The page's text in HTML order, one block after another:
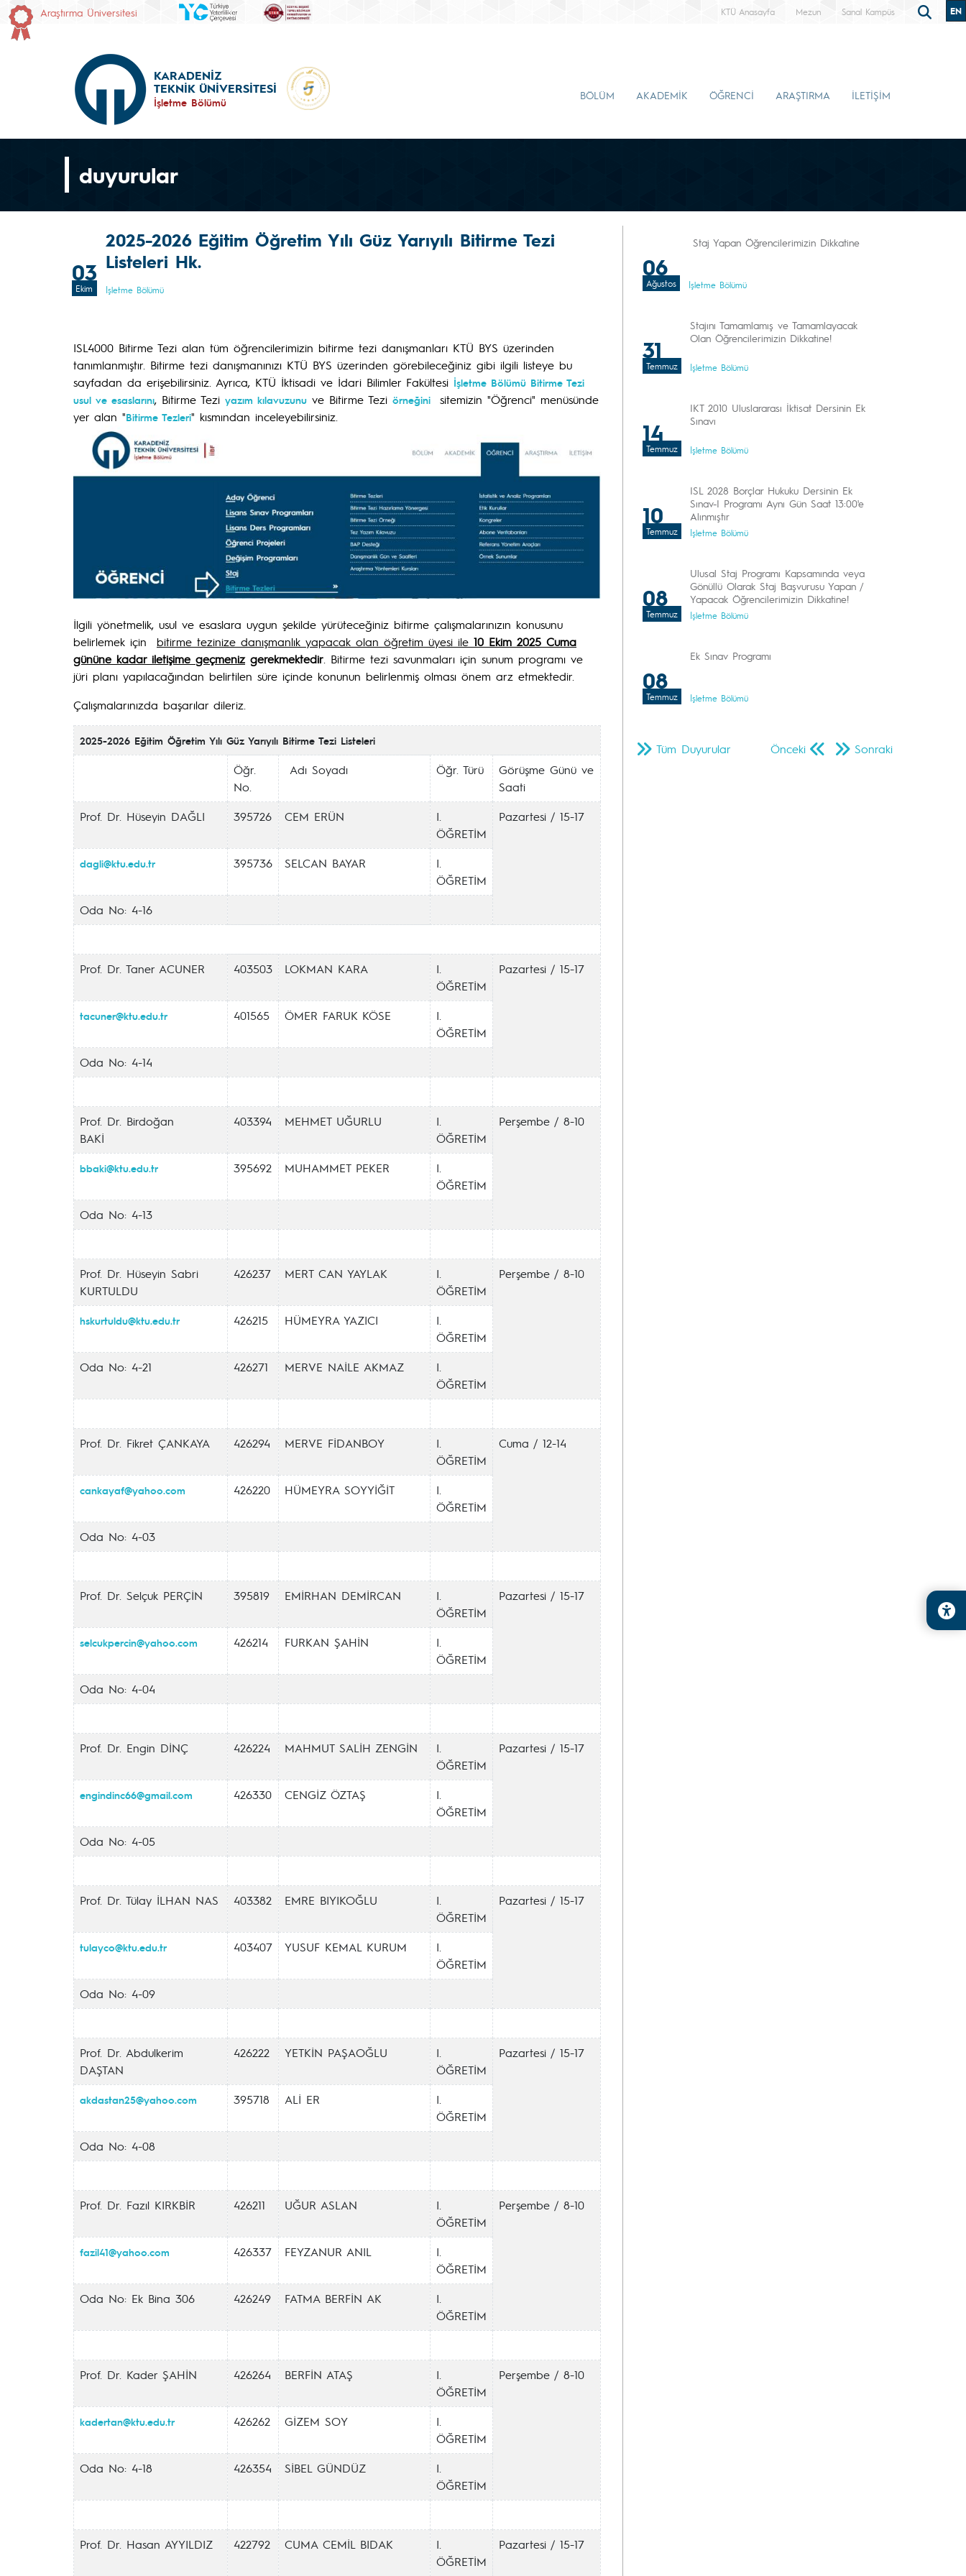
Araştırma Üniversitesi KTÜ Anasayfa Mezun Sanal Kampüs EN
KARADENİZ
TEKNİK ÜNİVERSİTESİ
İşletme Bölümü
BÖLÜM AKADEMİK ÖĞRENCİ ARAŞTIRMA İLETİŞİM
duyurular
03
Ekim
2025-2026 Eğitim Öğretim Yılı Güz Yarıyılı Bitirme Tezi
Listeleri Hk.
İşletme Bölümü
ISL4000 Bitirme Tezi alan tüm öğrencilerimizin bitirme tezi danışmanları KTÜ BYS üzerinden
tanımlanmıştır. Bitirme tezi danışmanınızı KTÜ BYS üzerinden görebileceğiniz gibi ilgili listeye bu
sayfadan da erişebilirsiniz. Ayrıca, KTÜ İktisadi ve İdari Bilimler Fakültesi İşletme Bölümü Bitirme Tezi
usul ve esaslarını, Bitirme Tezi yazım kılavuzunu ve Bitirme Tezi örneğini
sitemizin "Öğrenci" menüsünde
yer alan "Bitirme Tezleri" kısmından inceleyebilirsiniz.
İlgili yönetmelik, usul ve esaslara uygun şekilde yürüteceğiniz bitirme çalışmalarınızın konusunu
belirlemek için bitirme tezinize danışmanlık yapacak olan öğretim üyesi ile 10 Ekim 2025 Cuma
gününe kadar iletişime geçmeniz gerekmektedir. Bitirme tezi savunmaları için sunum programı ve
jüri planı yapılacağından belirtilen süre içinde konunun belirlenmiş olması önem arz etmektedir.
Çalışmalarınızda başarılar dileriz.
2025-2026 Eğitim Öğretim Yılı Güz Yarıyılı Bitirme Tezi Listeleri
Öğr.
No.
Adı Soyadı Öğr. Türü
Görüşme Günü ve
Saati
Prof. Dr. Hüseyin DAĞLI
395726 CEM ERÜN
I.
ÖĞRETİM
Pazartesi / 15-17
dagli@ktu.edu.tr 395736 SELCAN BAYAR
I.
ÖĞRETİM
Oda No: 4-16
Prof. Dr. Taner ACUNER 403503 LOKMAN KARA
I.
ÖĞRETİM
Pazartesi / 15-17
tacuner@ktu.edu.tr 401565 ÖMER FARUK KÖSE
I.
ÖĞRETİM
Oda No: 4-14
Prof. Dr. Birdoğan
BAKİ
403394 MEHMET UĞURLU
I.
ÖĞRETİM
Perşembe / 8-10
bbaki@ktu.edu.tr 395692 MUHAMMET PEKER
I.
ÖĞRETİM
Oda No: 4-13
Prof. Dr. Hüseyin Sabri
KURTULDU
426237 MERT CAN YAYLAK
I.
ÖĞRETİM
Perşembe / 8-10
hskurtuldu@ktu.edu.tr 426215 HÜMEYRA YAZICI
I.
ÖĞRETİM
Oda No: 4-21
426271 MERVE NAİLE AKMAZ
I.
ÖĞRETİM
Prof. Dr. Fikret ÇANKAYA 426294 MERVE FİDANBOY
I.
ÖĞRETİM
Cuma / 12-14
cankayaf@yahoo.com 426220 HÜMEYRA SOYYİĞİT
I.
ÖĞRETİM
Oda No: 4-03
Prof. Dr. Selçuk PERÇİN 395819 EMİRHAN DEMİRCAN
I.
ÖĞRETİM
Pazartesi / 15-17
selcukpercin@yahoo.com 426214 FURKAN ŞAHİN
I.
ÖĞRETİM
Oda No: 4-04
Prof. Dr. Engin DİNÇ 426224 MAHMUT SALİH ZENGİN
I.
ÖĞRETİM
Pazartesi / 15-17
engindinc66@gmail.com 426330 CENGİZ ÖZTAŞ
I.
ÖĞRETİM
Oda No: 4-05
Prof. Dr. Tülay İLHAN NAS 403382 EMRE BIYIKOĞLU
I.
ÖĞRETİM
Pazartesi / 15-17
tulayco@ktu.edu.tr 403407 YUSUF KEMAL KURUM
I.
ÖĞRETİM
Oda No: 4-09
Prof. Dr. Abdulkerim
DAŞTAN
426222 YETKİN PAŞAOĞLU
I.
ÖĞRETİM
Pazartesi / 15-17
akdastan25@yahoo.com 395718 ALİ ER
I.
ÖĞRETİM
Oda No: 4-08
Prof. Dr. Fazıl KIRKBİR 426211 UĞUR ASLAN
I.
ÖĞRETİM
Perşembe / 8-10
fazil41@yahoo.com 426337 FEYZANUR ANIL
I.
ÖĞRETİM
Oda No: Ek Bina 306
426249 FATMA BERFİN AK
I.
ÖĞRETİM
Prof. Dr. Kader ŞAHİN 426264 BERFİN ATAŞ
I.
ÖĞRETİM
Perşembe / 8-10
kadertan@ktu.edu.tr 426262 GİZEM SOY
I.
ÖĞRETİM
Oda No: 4-18
426354 SİBEL GÜNDÜZ
I.
ÖĞRETİM
Prof. Dr. Hasan AYYILDIZ 422792 CUMA CEMİL BIDAK
I.
ÖĞRETİM
Pazartesi / 15-17
06
Ağustos
Staj Yapan Öğrencilerimizin Dikkatine
İşletme Bölümü
31
Temmuz
Stajını Tamamlamış ve Tamamlayacak
Olan Öğrencilerimizin Dikkatine!
İşletme Bölümü
14
Temmuz
IKT 2010 Uluslararası İktisat Dersinin Ek
Sınavı
İşletme Bölümü
10
Temmuz
ISL 2028 Borçlar Hukuku Dersinin Ek
Sınav-I Programı Aynı Gün Saat 13:00'e
Alınmıştır
İşletme Bölümü
08
Temmuz
Ulusal Staj Programı Kapsamında veya
Gönüllü Olarak Staj Başvurusu Yapan /
Yapacak Öğrencilerimizin Dikkatine!
İşletme Bölümü
08
Temmuz
Ek Sınav Programı
İşletme Bölümü
Önceki Sonraki
Tüm Duyurular